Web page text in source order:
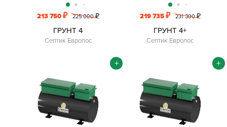
213 750₽ 225 000₽
ГРУНТ 4
Септик Евролос
219 735₽ 231 300₽
ГРУНТ 4+
Септик Евролос
+ +